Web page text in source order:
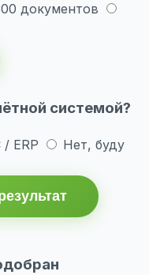
документов
системой?
ERP
Нет, буду